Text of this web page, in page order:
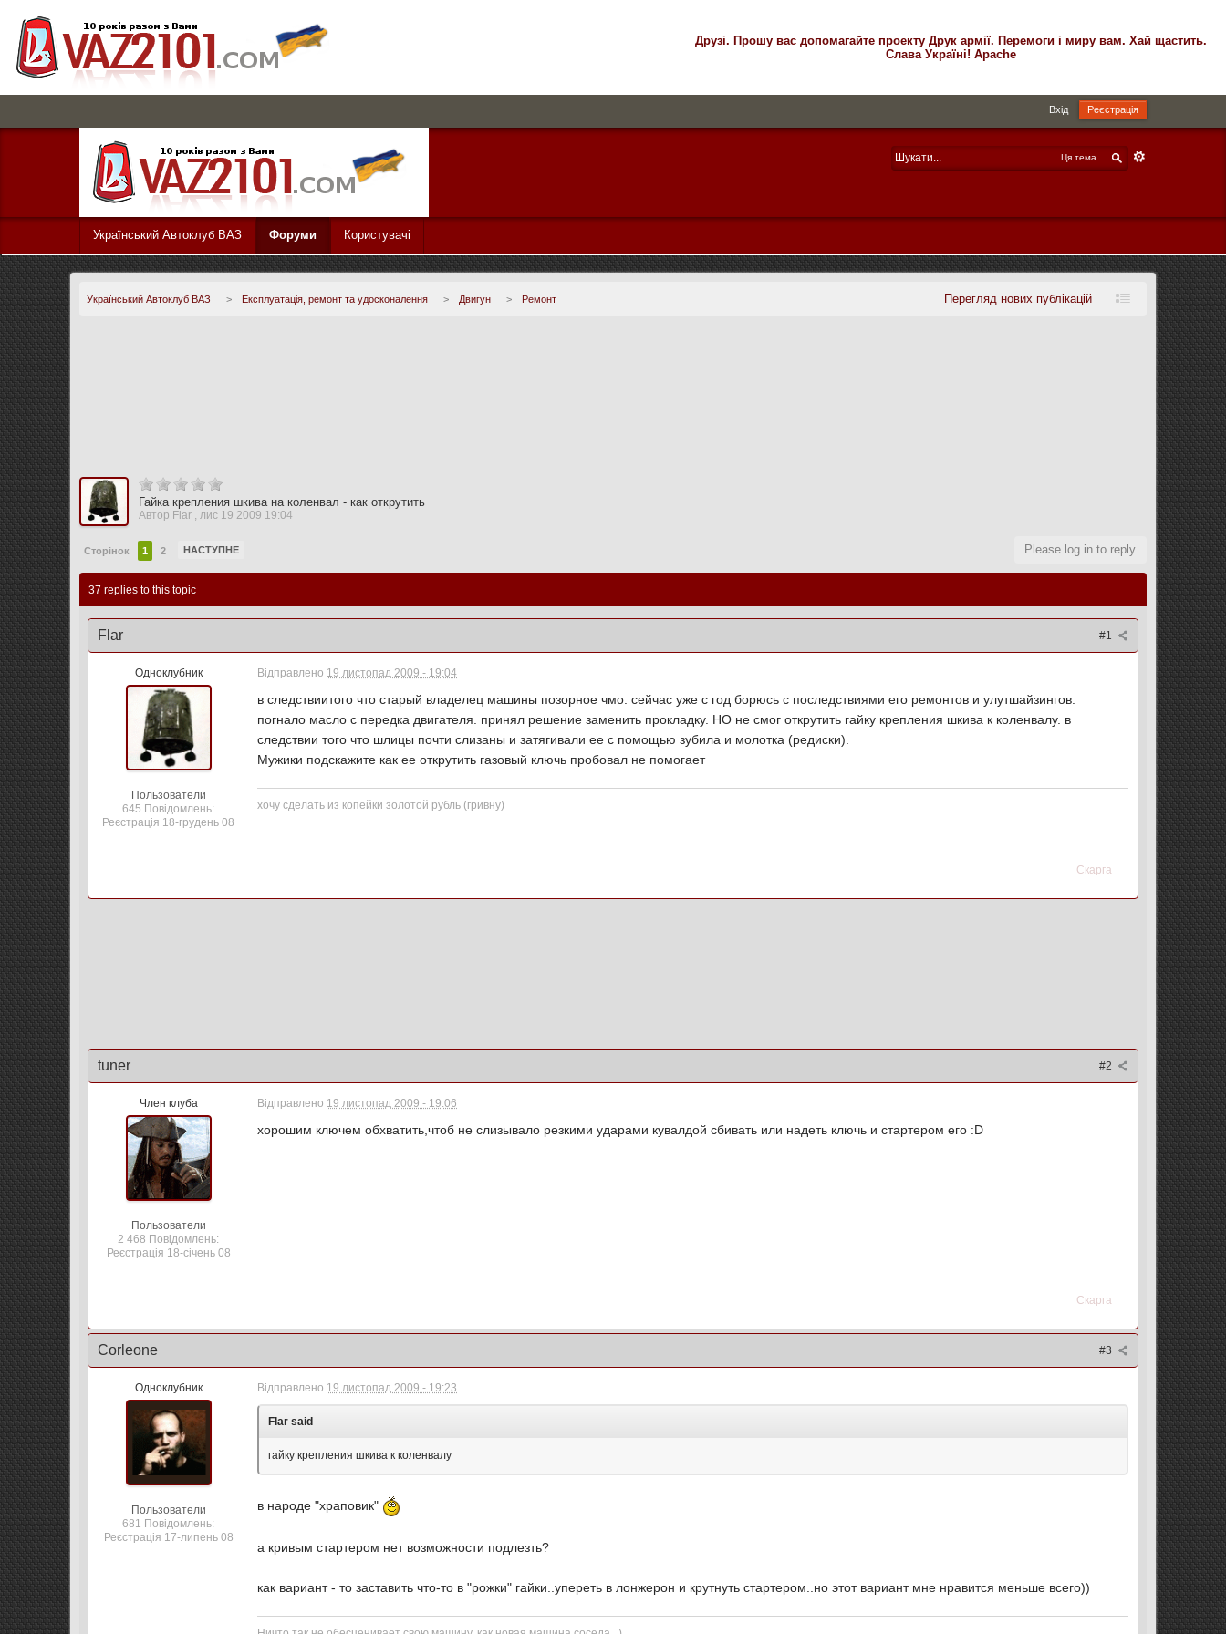
Друзі. Прошу вас допомагайте проекту Друк армії. Перемоги і миру вам. Хай щастить.
Слава Україні! Apache
Вхід Реєстрація
Ця тема
Український Автоклуб ВАЗ Форуми Користувачі
Український Автоклуб ВАЗ > Експлуатація, ремонт та удосконалення > Двигун > Ремонт Перегляд нових публікацій
Гайка крепления шкива на коленвал - как открутить
Автор Flar ,лис 19 2009 19:04
Сторінок 1 2 НАСТУПНЕ Please log in to reply
37 replies to this topic
#1
Flar
Одноклубник
Пользователи
645 Повідомлень:
Реєстрація 18-грудень 08
Відправлено 19 листопад 2009 - 19:04
в следствиитого что старый владелец машины позорное чмо. сейчас уже с год борюсь с последствиями его ремонтов и улутшайзингов.
погнало масло с передка двигателя. принял решение заменить прокладку. НО не смог открутить гайку крепления шкива к коленвалу. в
следствии того что шлицы почти слизаны и затягивали ее с помощью зубила и молотка (редиски).
Мужики подскажите как ее открутить газовый ключь пробовал не помогает
хочу сделать из копейки золотой рубль (гривну)
Скарга
#2
tuner
Член клуба
Пользователи
2 468 Повідомлень:
Реєстрація 18-січень 08
Відправлено 19 листопад 2009 - 19:06
хорошим ключем обхватить,чтоб не слизывало резкими ударами кувалдой сбивать или надеть ключь и стартером его :D
Скарга
#3
Corleone
Одноклубник
Пользователи
681 Повідомлень:
Реєстрація 17-липень 08
Відправлено 19 листопад 2009 - 19:23
Flar said
гайку крепления шкива к коленвалу
в народе "храповик"
а кривым стартером нет возможности подлезть?
как вариант - то заставить что-то в "рожки" гайки..упереть в лонжерон и крутнуть стартером..но этот вариант мне нравится меньше всего))